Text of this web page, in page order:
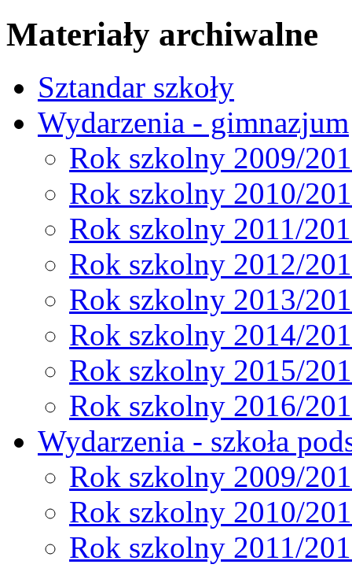
Materiały archiwalne
Sztandar szkoły
Wydarzenia - gimnazjum
Rok szkolny 2009/
Rok szkolny 2010/
Rok szkolny 2011/
Rok szkolny 2012/
Rok szkolny 2013/
Rok szkolny 2014/
Rok szkolny 2015/
Rok szkolny 2016/
Wydarzenia - szkoła
Rok szkolny 2009/
Rok szkolny 2010/
Rok szkolny 2011/